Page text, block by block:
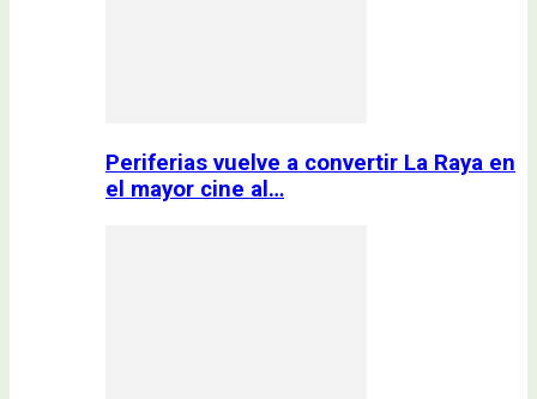
Periferias vuelve a convertir La Raya en
el mayor cine al…